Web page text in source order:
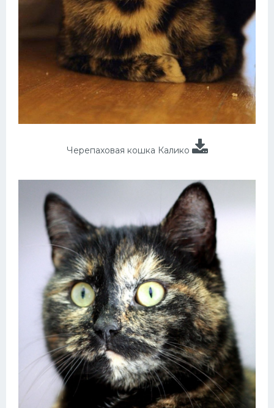
Черепаховая кошка Калико